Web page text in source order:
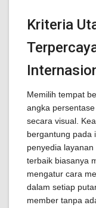
Kriteria
Memilih tempat
angka
secara visual.
bergantung pada
penyedia
terbaik biasanya
mengatur cara
dalam setiap
member tanpa